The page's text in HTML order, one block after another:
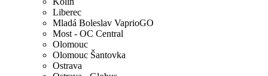
Liberec
Mladá Boleslav VaprioGO
Most - OC Central
Olomouc
Olomouc Šantovka
Ostrava